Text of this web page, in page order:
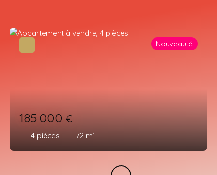
185 000€
4 pièces 72 m²
Nouveauté